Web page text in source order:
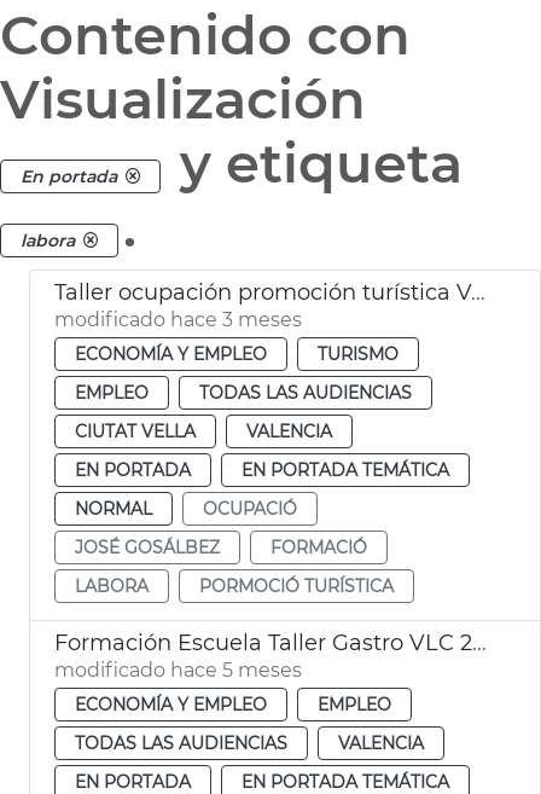
Contenido con
Visualización
En portada y etiqueta
labora .
Taller ocupación promoción turística València
modificado hace 3 meses
ECONOMÍA Y EMPLEO
TURISMO
EMPLEO
TODAS LAS AUDIENCIAS
CIUTAT VELLA
VALENCIA
EN PORTADA
EN PORTADA TEMÁTICA
NORMAL
OCUPACIÓ
JOSÉ GOSÁLBEZ
FORMACIÓ
LABORA
PORMOCIÓ TURÍSTICA
Formación Escuela Taller Gastro VLC 2024 València
modificado hace 5 meses
ECONOMÍA Y EMPLEO
EMPLEO
TODAS LAS AUDIENCIAS
VALENCIA
EN PORTADA
EN PORTADA TEMÁTICA